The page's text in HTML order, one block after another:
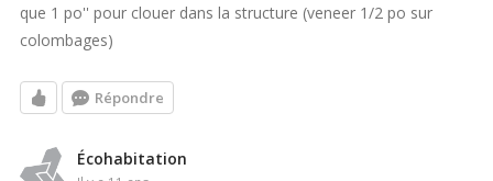
que 1 po'' pour clouer dans la structure (veneer 1/2 po sur
colombages)
Répondre
Écohabitation